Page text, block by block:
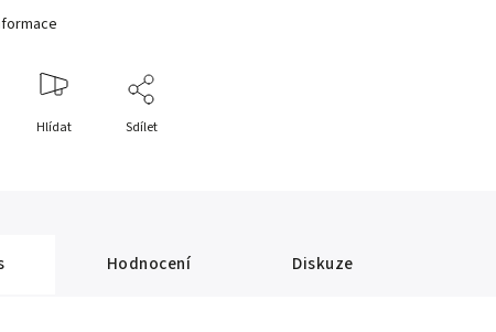
Hlídat Sdílet
Hodnocení Diskuze